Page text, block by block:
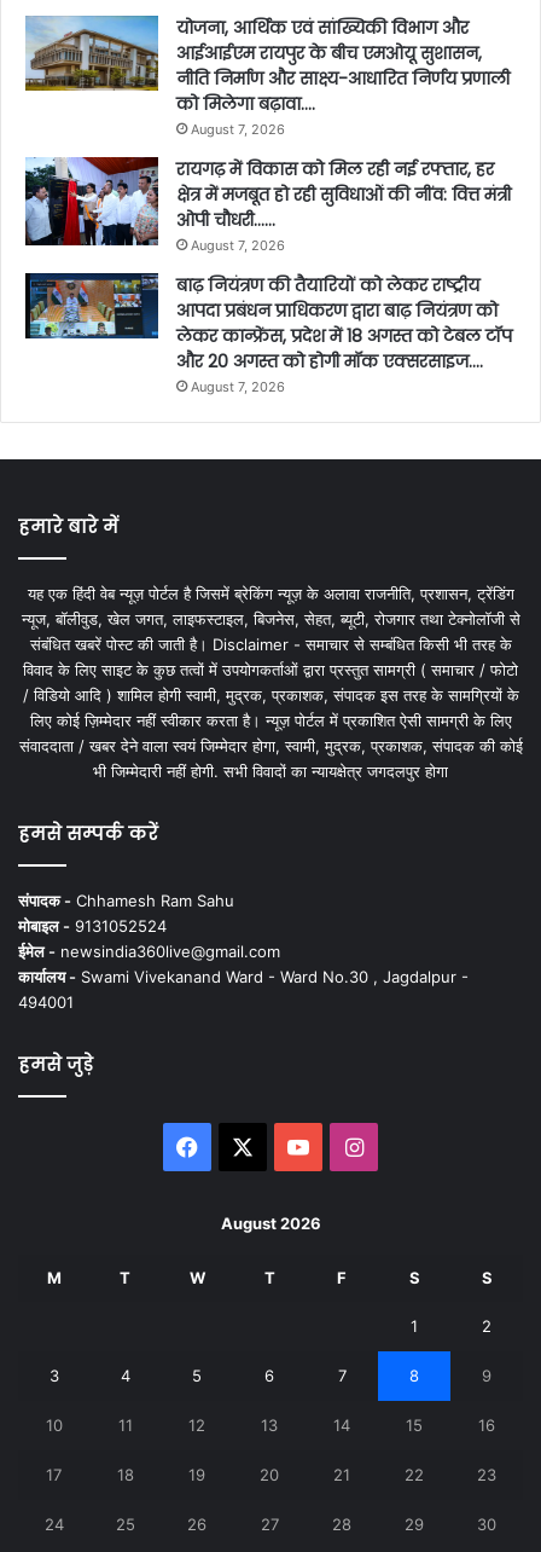
योजना, आर्थिक एवं सांख्यिकी विभाग और
आईआईएम रायपुर के बीच एमओयू सुशासन,
नीति निर्माण और साक्ष्य-आधारित निर्णय प्रणाली
को मिलेगा बढ़ावा….
August 7, 2026
रायगढ़ में विकास को मिल रही नई रफ्तार, हर
क्षेत्र में मजबूत हो रही सुविधाओं की नींव: वित्त मंत्री
ओपी चौधरी……
August 7, 2026
बाढ़ नियंत्रण की तैयारियों को लेकर राष्ट्रीय
आपदा प्रबंधन प्राधिकरण द्वारा बाढ़ नियंत्रण को
लेकर कान्फ्रेंस, प्रदेश में 18 अगस्त को टेबल टॉप
और 20 अगस्त को होगी मॉक एक्सरसाइज….
August 7, 2026
हमारे बारे में
यह एक हिंदी वेब न्यूज़ पोर्टल है जिसमें ब्रेकिंग न्यूज़ के अलावा राजनीति, प्रशासन, ट्रेंडिंग
न्यूज, बॉलीवुड, खेल जगत, लाइफस्टाइल, बिजनेस, सेहत, ब्यूटी, रोजगार तथा टेक्नोलॉजी से
संबंधित खबरें पोस्ट की जाती है। Disclaimer - समाचार से सम्बंधित किसी भी तरह के
विवाद के लिए साइट के कुछ तत्वों में उपयोगकर्ताओं द्वारा प्रस्तुत सामग्री ( समाचार / फोटो
/ विडियो आदि ) शामिल होगी स्वामी, मुद्रक, प्रकाशक, संपादक इस तरह के सामग्रियों के
लिए कोई ज़िम्मेदार नहीं स्वीकार करता है। न्यूज़ पोर्टल में प्रकाशित ऐसी सामग्री के लिए
संवाददाता / खबर देने वाला स्वयं जिम्मेदार होगा, स्वामी, मुद्रक, प्रकाशक, संपादक की कोई
भी जिम्मेदारी नहीं होगी. सभी विवादों का न्यायक्षेत्र जगदलपुर होगा
हमसे सम्पर्क करें
संपादक - Chhamesh Ram Sahu
मोबाइल - 9131052524
ईमेल - newsindia360live@gmail.com
कार्यालय - Swami Vivekanand Ward - Ward No.30 , Jagdalpur -
494001
हमसे जुड़े
Facebook YouTubeInstagram
August 2026
M T W T F S S
1 2
3 4 5 6 7 8 9
10 11 12 13 14 15 16
17 18 19 20 21 22 23
24 25 26 27 28 29 30